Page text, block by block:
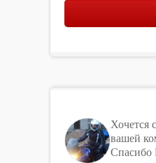
Хочется
вашей
Спасибо